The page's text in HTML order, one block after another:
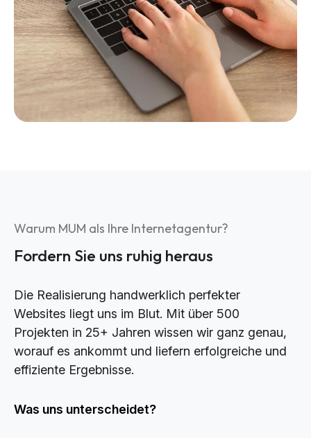
Warum MUM als Ihre Internetagentur?
Fordern Sie uns ruhig heraus
Die Realisierung handwerklich perfekter
Websites liegt uns im Blut. Mit über 500
Projekten in 25+ Jahren wissen wir ganz genau,
worauf es ankommt und liefern erfolgreiche und
effiziente Ergebnisse.
Was uns unterscheidet?